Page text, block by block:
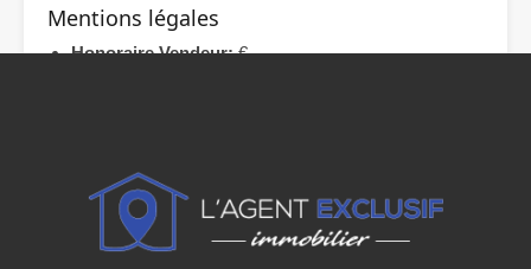
Mentions légales
Honoraire Vendeur:€
Caractéristiques
Vente